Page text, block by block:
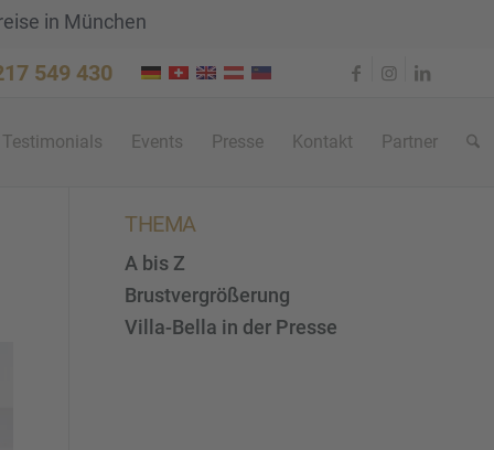
in München
549 430
Testi­mo­ni­als Events Presse Kontakt Partner
THEMA
A bis Z
Brustvergrößerung
Villa-Bella in der Presse